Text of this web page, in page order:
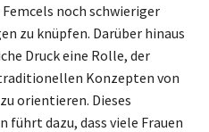
noch schwieriger
zu knüpfen. Darüber hinaus
Druck eine Rolle, der
Konzepten von
orientieren. Dieses
führt dazu, dass viele Frauen